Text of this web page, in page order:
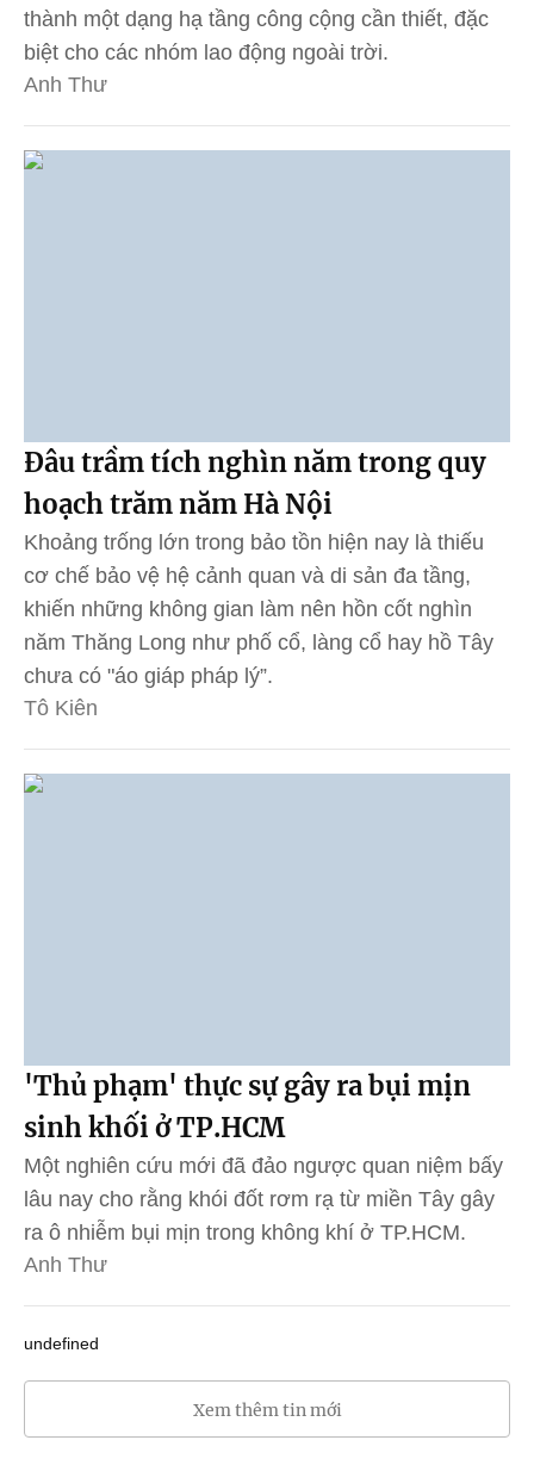
thành một dạng hạ tầng công cộng cần thiết, đặc
biệt cho các nhóm lao động ngoài trời.
Anh Thư
Đâu trầm tích nghìn năm trong quy
hoạch trăm năm Hà Nội
Khoảng trống lớn trong bảo tồn hiện nay là thiếu
cơ chế bảo vệ hệ cảnh quan và di sản đa tầng,
khiến những không gian làm nên hồn cốt nghìn
năm Thăng Long như phố cổ, làng cổ hay hồ Tây
chưa có "áo giáp pháp lý”.
Tô Kiên
'Thủ phạm' thực sự gây ra bụi mịn
sinh khối ở TP.HCM
Một nghiên cứu mới đã đảo ngược quan niệm bấy
lâu nay cho rằng khói đốt rơm rạ từ miền Tây gây
ra ô nhiễm bụi mịn trong không khí ở TP.HCM.
Anh Thư
undefined
Xem thêm tin mới